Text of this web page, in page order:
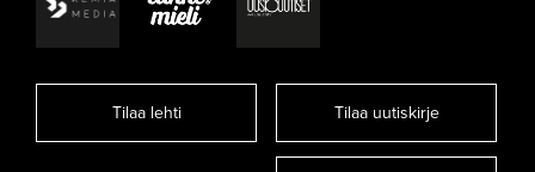
Tilaa lehti Tilaa uutiskirje